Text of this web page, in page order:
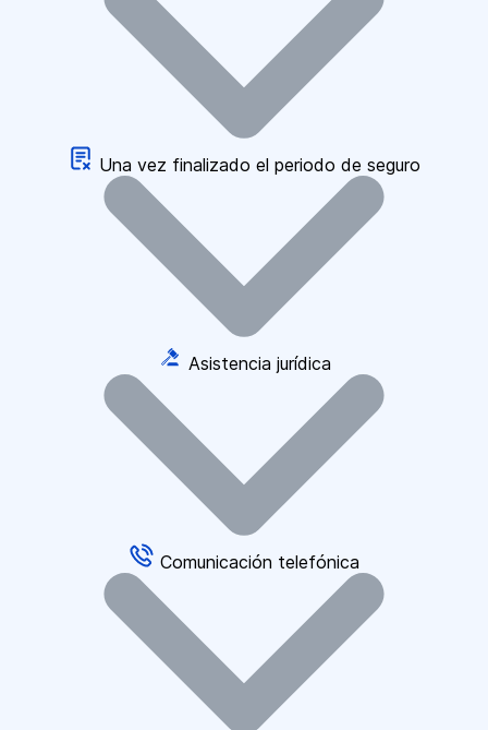
Una vez finalizado el periodo de seguro
Asistencia jurídica
Comunicación telefónica